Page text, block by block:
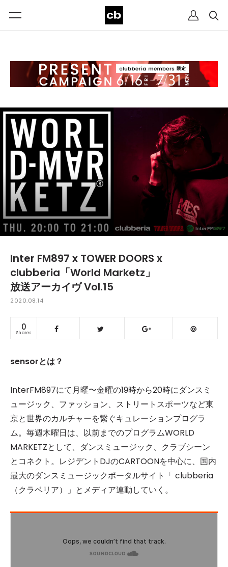
Inter FM897 x TOWER DOORS x
clubberia「World Marketz」
放送アーカイヴ Vol.15
2020.08.14
0
Shares
sensorとは？
InterFM897にて月曜〜金曜の19時から20時にダンスミ
ュージック、ファッション、ストリートスポーツなど東
京と世界のカルチャーを繋ぐキュレーションプログラ
ム。毎週木曜日は、以前までのプログラムWORLD
MARKETZとして、ダンスミュージック、クラブシーン
とコネクト。レジデントDJのCARTOONを中心に、国内
最大のダンスミュージックポータルサイト「 clubberia
（クラベリア）」とメディア連動していく。